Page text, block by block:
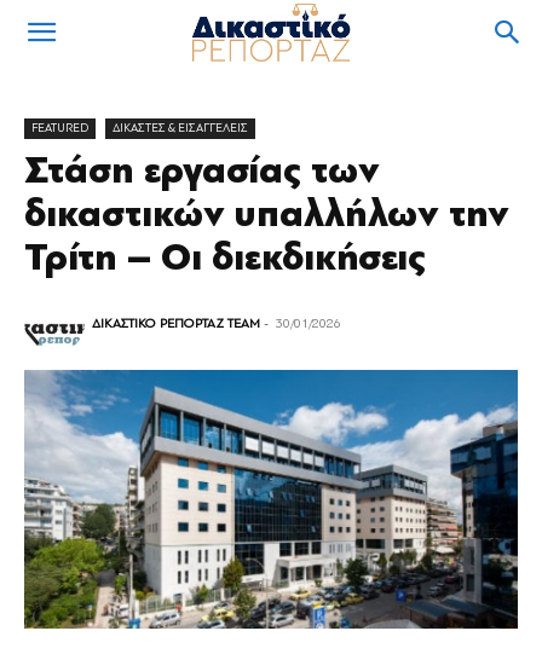
FEATURED ΔΙΚΑΣΤΕΣ & ΕΙΣΑΓΓΕΛΕΙΣ
Στάση εργασίας των
δικαστικών υπαλλήλων την
Τρίτη – Οι διεκδικήσεις
ΔΙΚΑΣΤΙΚΟ ΡΕΠΟΡΤΑΖ TEAM - 30/01/2026